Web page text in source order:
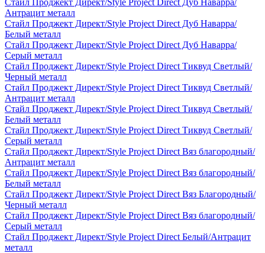
Стайл Проджект Директ/Style Project Direct Дуб Наварра/
Антрацит металл
Стайл Проджект Директ/Style Project Direct Дуб Наварра/
Белый металл
Стайл Проджект Директ/Style Project Direct Дуб Наварра/
Серый металл
Стайл Проджект Директ/Style Project Direct Тиквуд Светлый/
Черный металл
Стайл Проджект Директ/Style Project Direct Тиквуд Светлый/
Антрацит металл
Стайл Проджект Директ/Style Project Direct Тиквуд Светлый/
Белый металл
Стайл Проджект Директ/Style Project Direct Тиквуд Светлый/
Серый металл
Стайл Проджект Директ/Style Project Direct Вяз благородный/
Антрацит металл
Стайл Проджект Директ/Style Project Direct Вяз благородный/
Белый металл
Стайл Проджект Директ/Style Project Direct Вяз Благородный/
Черный металл
Стайл Проджект Директ/Style Project Direct Вяз благородный/
Серый металл
Стайл Проджект Директ/Style Project Direct Белый/Антрацит
металл